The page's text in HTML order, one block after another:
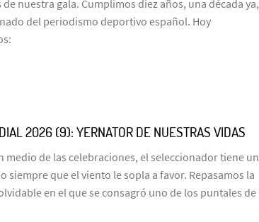
nuestra gala. Cumplimos diez años, una década ya,
del periodismo deportivo español. Hoy
2026 (9): YERNATOR DE NUESTRAS VIDAS
medio de las celebraciones, el seleccionador tiene un
siempre que el viento le sopla a favor. Repasamos la
en el que se consagró uno de los puntales de